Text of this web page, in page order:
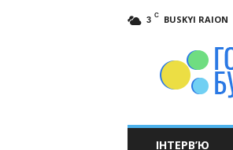
3 C BUSKYI RAION
ІНТЕРВ’Ю